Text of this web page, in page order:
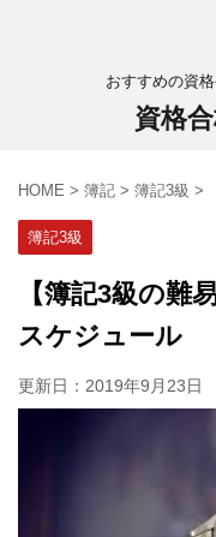
おすすめの資
資格
HOME > 簿記 > 簿記3級 >
簿記3級
【簿記3級の難
スケジュール
更新日： 2019年9月23日